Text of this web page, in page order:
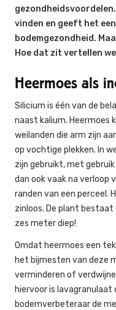
vinden en geeft het
bodemgezondheid.
Hoe dat zit vertellen
Heermoes als
Silicium is één van de
naast kalium. Heermoes
weilanden die arm zijn
op vochtige plekken. In
zijn gebruikt, met
dan ook vaak na verloop
randen van een perceel.
zinloos. De plant
zes meter diep!
Omdat heermoes een
het bijmesten van deze
verminderen of
hiervoor is
bodemverbeteraar de